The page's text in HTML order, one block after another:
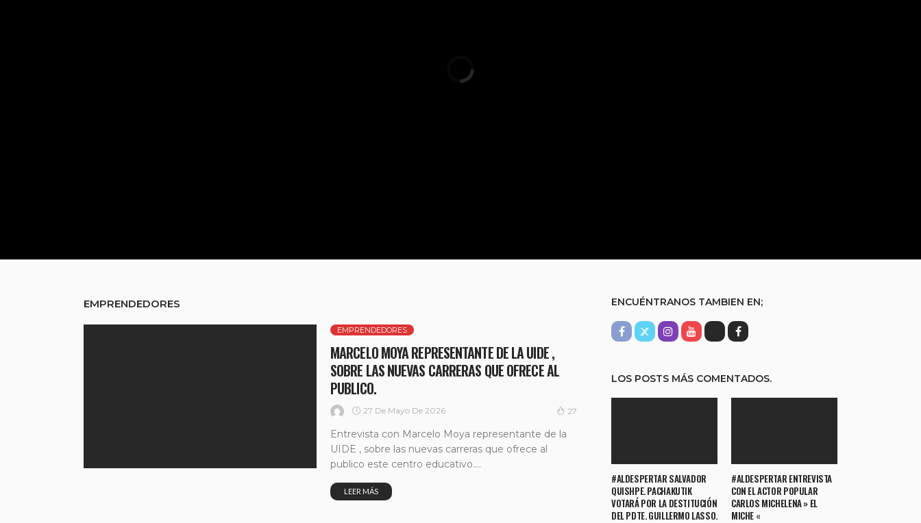
EMPRENDEDORES
EMPRENDEDORES
MARCELO MOYA REPRESENTANTE DE LA UIDE ,
SOBRE LAS NUEVAS CARRERAS QUE OFRECE AL
PUBLICO.
27 De Mayo De 2026 27
Entrevista con Marcelo Moya representante de la
UIDE , sobre las nuevas carreras que ofrece al
publico este centro educativo....
LEER MÁS
ENCUÉNTRANOS TAMBIEN EN;
LOS POSTS MÁS COMENTADOS.
#ALDESPERTAR SALVADOR
QUISHPE. PACHAKUTIK
VOTARÁ POR LA DESTITUCIÓN
DEL PDTE. GUILLERMO LASSO.
#ALDESPERTAR ENTREVISTA
CON EL ACTOR POPULAR
CARLOS MICHELENA » EL
MICHE «